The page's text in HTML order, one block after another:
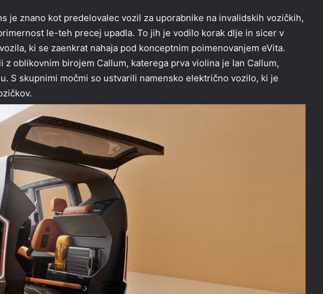
je znano kot predelovalec vozil za uporabnike na invalidskih vozičkih,
le-teh precej upadla. To jih je vodilo korak dlje in sicer v
ki se zaenkrat nahaja pod konceptnim poimenovanjem eVita.
z oblikovnim birojem Callum, katerega prva violina je Ian Callum,
S skupnimi močmi so ustvarili namensko električno vozilo, ki je